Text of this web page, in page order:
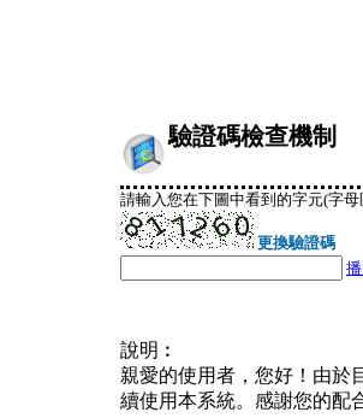
驗證碼檢查機制
請輸入您在下圖中看到的字元(字
更換驗證碼
說明︰
親愛的使用者，您好！由於
續使用本系統。感謝您的配